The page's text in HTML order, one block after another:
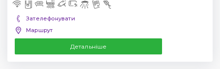
Зателефонувати
Маршрут
Детальніше